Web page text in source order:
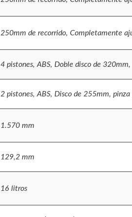
250mm de recorrido, Completamente
4 pistones, ABS, Doble disco de
2 pistones, ABS, Disco de 255mm,
1.570 mm
129,2 mm
16 litros